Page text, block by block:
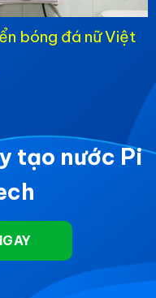
bóng đá nữ Việt
tạo nước Pi